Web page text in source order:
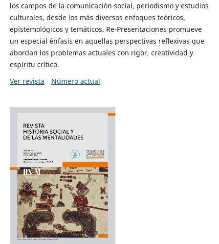
los campos de la comunicación social, periodismo y estudios
culturales, desde los más diversos enfoques teóricos,
epistemológicos y temáticos. Re-Presentaciones promueve
un especial énfasis en aquellas perspectivas reflexivas que
abordan los problemas actuales con rigor, creatividad y
espíritu crítico.
Ver revista
Número actual